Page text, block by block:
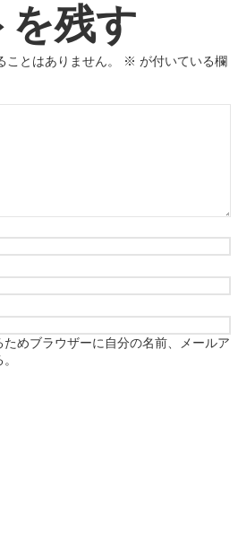
を残す
とはありません。 ※ が付いている欄
めブラウザーに自分の名前、メールア